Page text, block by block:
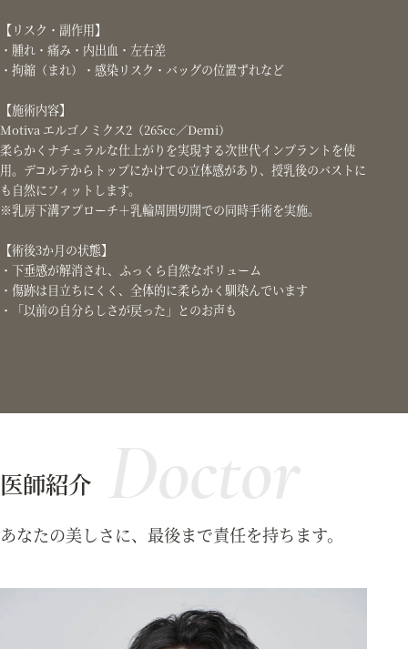
【リスク・副作用】
・腫れ・痛み・内出血・左右差
・拘縮（まれ）・感染リスク・バッグの位置ずれなど
【施術内容】
Motiva エルゴノミクス2（265cc／Demi）
柔らかくナチュラルな仕上がりを実現する次世代インプラントを使
用。デコルテからトップにかけての立体感があり、授乳後のバストに
も自然にフィットします。
※乳房下溝アプローチ＋乳輪周囲切開での同時手術を実施。
【術後3か月の状態】
・下垂感が解消され、ふっくら自然なボリューム
・傷跡は目立ちにくく、全体的に柔らかく馴染んでいます
・「以前の自分らしさが戻った」とのお声も
医師紹介
あなたの美しさに、最後まで責任を持ちます。